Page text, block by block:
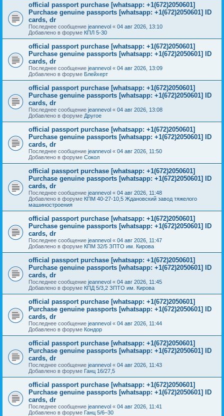
official passport purchase [whatsapp: +1(672)2050601]
Purchase genuine passports [whatsapp: +1(672)2050601] ID
cards, dr
Последнее сообщение jeannevol « 04 авг 2026, 13:10
Добавлено в форуме КПЛ 5-30
official passport purchase [whatsapp: +1(672)2050601]
Purchase genuine passports [whatsapp: +1(672)2050601] ID
cards, dr
Последнее сообщение jeannevol « 04 авг 2026, 13:09
Добавлено в форуме Блейхерт
official passport purchase [whatsapp: +1(672)2050601]
Purchase genuine passports [whatsapp: +1(672)2050601] ID
cards, dr
Последнее сообщение jeannevol « 04 авг 2026, 13:08
Добавлено в форуме Другое
official passport purchase [whatsapp: +1(672)2050601]
Purchase genuine passports [whatsapp: +1(672)2050601] ID
cards, dr
Последнее сообщение jeannevol « 04 авг 2026, 11:50
Добавлено в форуме Сокол
official passport purchase [whatsapp: +1(672)2050601]
Purchase genuine passports [whatsapp: +1(672)2050601] ID
cards, dr
Последнее сообщение jeannevol « 04 авг 2026, 11:48
Добавлено в форуме КПМ 40-27-10,5 Ждановский завод тяжелого
машиностроения
official passport purchase [whatsapp: +1(672)2050601]
Purchase genuine passports [whatsapp: +1(672)2050601] ID
cards, dr
Последнее сообщение jeannevol « 04 авг 2026, 11:47
Добавлено в форуме КПМ 32/5 ЗПТО им. Кирова
official passport purchase [whatsapp: +1(672)2050601]
Purchase genuine passports [whatsapp: +1(672)2050601] ID
cards, dr
Последнее сообщение jeannevol « 04 авг 2026, 11:45
Добавлено в форуме КПД 5/3,2 ЗПТО им. Кирова
official passport purchase [whatsapp: +1(672)2050601]
Purchase genuine passports [whatsapp: +1(672)2050601] ID
cards, dr
Последнее сообщение jeannevol « 04 авг 2026, 11:44
Добавлено в форуме Кондор
official passport purchase [whatsapp: +1(672)2050601]
Purchase genuine passports [whatsapp: +1(672)2050601] ID
cards, dr
Последнее сообщение jeannevol « 04 авг 2026, 11:43
Добавлено в форуме Ганц 16/27,5
official passport purchase [whatsapp: +1(672)2050601]
Purchase genuine passports [whatsapp: +1(672)2050601] ID
cards, dr
Последнее сообщение jeannevol « 04 авг 2026, 11:41
Добавлено в форуме Ганц 5/6–30